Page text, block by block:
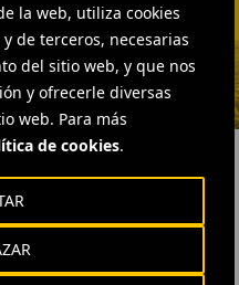
la web, utiliza cookies
de terceros, necesarias
del sitio web, y que nos
y ofrecerle diversas
web. Para más
de cookies.